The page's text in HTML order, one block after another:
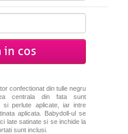
in cos
confectionat din tulle negru
centrala din fata sunt
si perlute aplicate, iar intre
aplicata. Babydoll-ul se
late satinate si se inchide la
sunt inclusi.